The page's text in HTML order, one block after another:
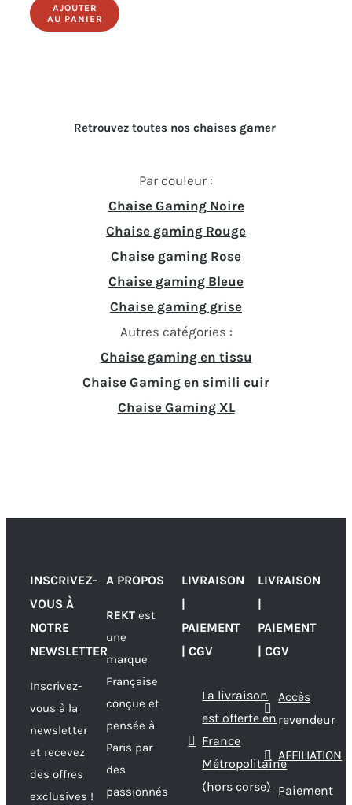
AJOUTER
AU PANIER
Retrouvez toutes nos chaises gamer
Par couleur :
Chaise Gaming Noire
Chaise gaming Rouge
Chaise gaming Rose
Chaise gaming Bleue
Chaise gaming grise
Autres catégories :
Chaise gaming en tissu
Chaise Gaming en simili cuir
Chaise Gaming XL
INSCRIVEZ-
VOUS À
NOTRE
NEWSLETTER
Inscrivez-
vous à la
newsletter
et recevez
des offres
exclusives !
A PROPOS
REKTest
une
marque
Française
conçue et
pensée à
Paris par
des
passionnés
LIVRAISON
|
PAIEMENT
| CGV
La livraison
est offerte en
France
Métropolitaine
(hors corse)
LIVRAISON
|
PAIEMENT
| CGV
Accès
revendeur
AFFILIATION
Paiement